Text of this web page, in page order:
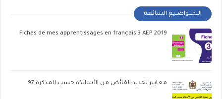
الــمـــواضــيع الشائعة
Fiches de mes apprentissages en français 3 AEP 2019
معايير تحديد الفائض من الأساتذة حسب المذكرة 97